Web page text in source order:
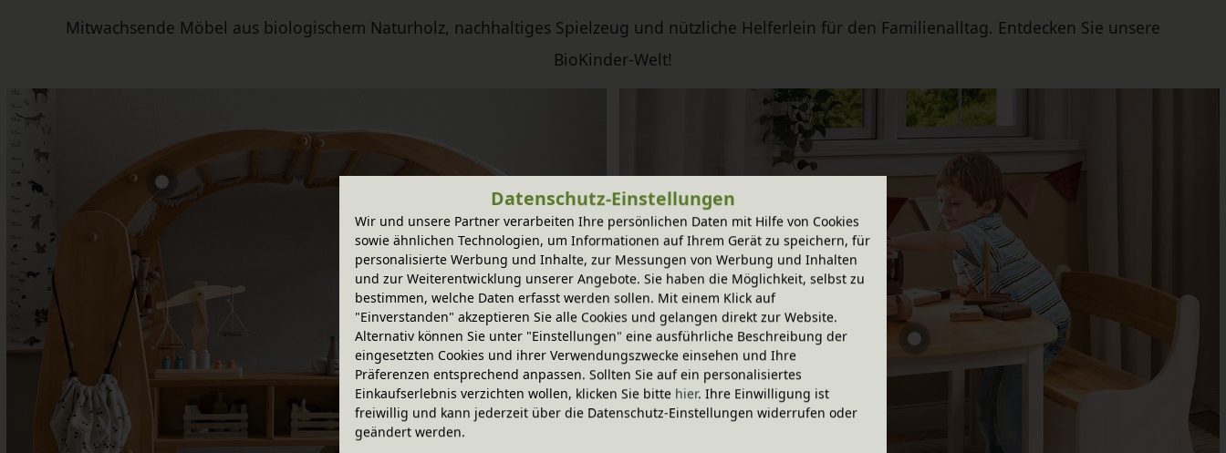
Mitwachsende Möbel aus biologischem Naturholz, nachhaltiges Spielzeug und nützliche Helferlein für den Familienalltag. Entdecken Sie unsere
BioKinder-Welt!
Datenschutz-Einstellungen
Wir und unsere Partner verarbeiten Ihre persönlichen Daten mit Hilfe von Cookies
sowie ähnlichen Technologien, um Informationen auf Ihrem Gerät zu speichern, für
personalisierte Werbung und Inhalte, zur Messungen von Werbung und Inhalten
und zur Weiterentwicklung unserer Angebote. Sie haben die Möglichkeit, selbst zu
bestimmen, welche Daten erfasst werden sollen. Mit einem Klick auf
"Einverstanden" akzeptieren Sie alle Cookies und gelangen direkt zur Website.
Alternativ können Sie unter "Einstellungen" eine ausführliche Beschreibung der
eingesetzten Cookies und ihrer Verwendungszwecke einsehen und Ihre
Präferenzen entsprechend anpassen. Sollten Sie auf ein personalisiertes
Einkaufserlebnis verzichten wollen, klicken Sie bitte hier. Ihre Einwilligung ist
freiwillig und kann jederzeit über die Datenschutz-Einstellungen widerrufen oder
geändert werden.